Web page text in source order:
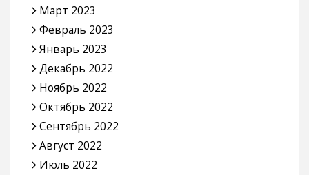
Март 2023
Февраль 2023
Январь 2023
Декабрь 2022
Ноябрь 2022
Октябрь 2022
Сентябрь 2022
Август 2022
Июль 2022